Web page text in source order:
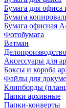
Бумага для офиса
Бумага
Бумага офисная
Фотобумага
Ватман
Делопроизводство
Аксессуары для
Боксы и короба
Файлы для
Клипборды
Папки архивные
Папки-конверты